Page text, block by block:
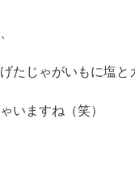
たじゃがいもに塩と
いますね（笑）